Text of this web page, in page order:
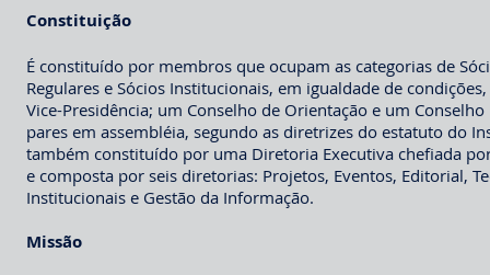
Constituição
É constituído por membros que ocupam as categorias de
Regulares e Sócios Institucionais, em igualdade de
Vice-Presidência; um Conselho de Orientação e um
pares em assembléia, segundo as diretrizes do estatuto do
também constituído por uma Diretoria Executiva chefiada
e composta por seis diretorias: Projetos, Eventos, Editorial,
Institucionais e Gestão da Informação.
Missão